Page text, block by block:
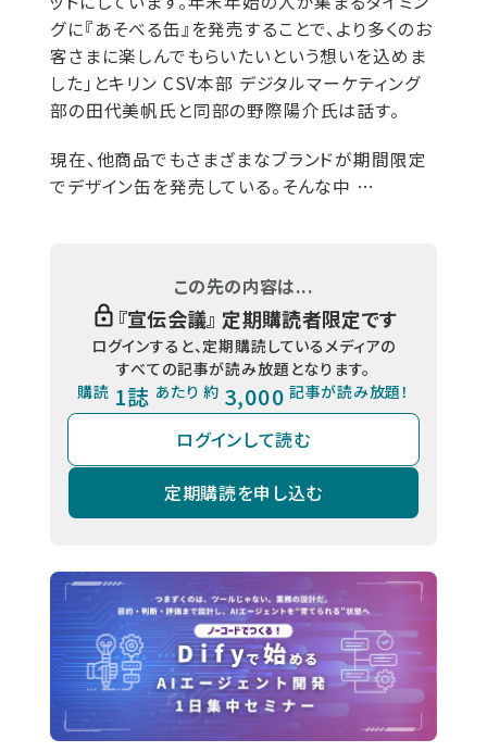
グに『あそべる缶』を発売することで、より多くのお
客さまに楽しんでもらいたいという想いを込めま
した」とキリン CSV本部 デジタルマーケティング
部の田代美帆氏と同部の野際陽介氏は話す。
現在、他商品でもさまざまなブランドが期間限定
でデザイン缶を発売している。そんな中 …
この先の内容は...
『宣伝会議』 定期購読者限定です
ログインすると、定期購読しているメディアの
すべての記事が読み放題となります。
購読 1誌 あたり 約 3,000 記事が読み放題！
ログインして読む
定期購読を申し込む